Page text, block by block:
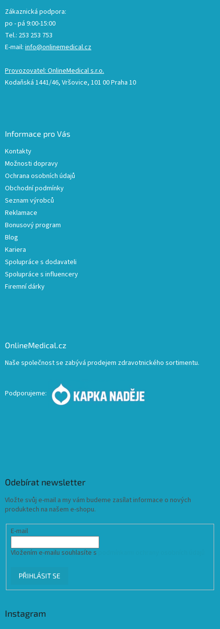
Zákaznická podpora:
po - pá 9:00-15:00
Tel.: 253 253 753
E-mail: info@onlinemedical.cz
Provozovatel: OnlineMedical s.r.o.
Kodaňská 1441/46, Vršovice, 101 00 Praha 10
Informace pro Vás
Kontakty
Možnosti dopravy
Ochrana osobních údajů
Obchodní podmínky
Seznam výrobců
Reklamace
Bonusový program
Blog
Kariera
Spolupráce s dodavateli
Spolupráce s influencery
Firemní dárky
OnlineMedical.cz
Naše společnost se zabývá prodejem zdravotnického sortimentu.
Podporujeme:
Odebírat newsletter
Vložte svůj e-mail a my vám budeme zasílat informace o nových
produktech na našem e-shopu.
E-mail
Vložením e-mailu souhlasíte s
PŘIHLÁSIT SE
Instagram